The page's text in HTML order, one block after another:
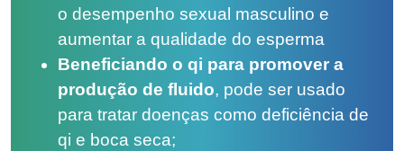
o desempenho sexual masculino e
aumentar a qualidade do esperma
Beneficiando o qi para promover a
produção de fluido, pode ser usado
para tratar doenças como deficiência de
qi e boca seca;